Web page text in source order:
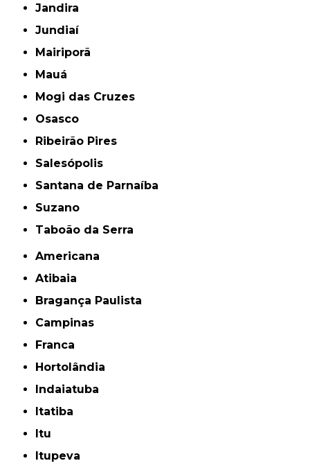
Jandira
Jundiaí
Mairiporã
Mauá
Mogi das Cruzes
Osasco
Ribeirão Pires
Salesópolis
Santana de Parnaíba
Suzano
Taboão da Serra
Americana
Atibaia
Bragança Paulista
Campinas
Franca
Hortolândia
Indaiatuba
Itatiba
Itu
Itupeva